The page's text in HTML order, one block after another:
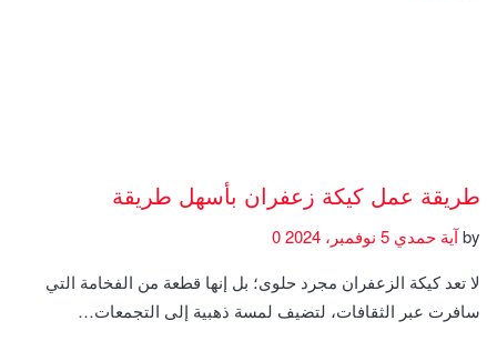
طريقة عمل كيكة زعفران بأسهل طريقة
byآية حمدي
لا تعد كيكة الزعفران مجرد حلوى؛ بل إنها قطعة من الفخامة التي
سافرت عبر الثقافات، لتضيف لمسة ذهبية إلى التجمعات…